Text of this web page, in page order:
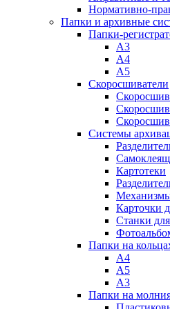
Нормативно-
Папки и архивные
Папки-
А3
А4
А5
Скоросшиватели
Системы
Картотеки
Карточки
Станки
Папки на
А4
А5
А3
Папки на